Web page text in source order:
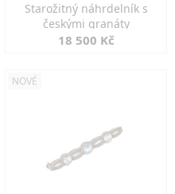
Starožitný náhrdelník s
českými granáty
18 500 Kč
NOVÉ